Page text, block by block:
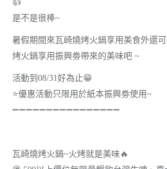
👍
是不是很棒~
暑假期間來瓦崎燒烤火鍋享用美食外還
烤火鍋享用振興劵帶來的美味吧 ~
活動到08/31好為止😁
⭐優惠活動只限用於紙本振興劵使用~
➖➖➖➖➖➖➖➖➖➖➖➖➖➖➖➖
瓦崎燒烤火鍋~火烤就是美味🔥